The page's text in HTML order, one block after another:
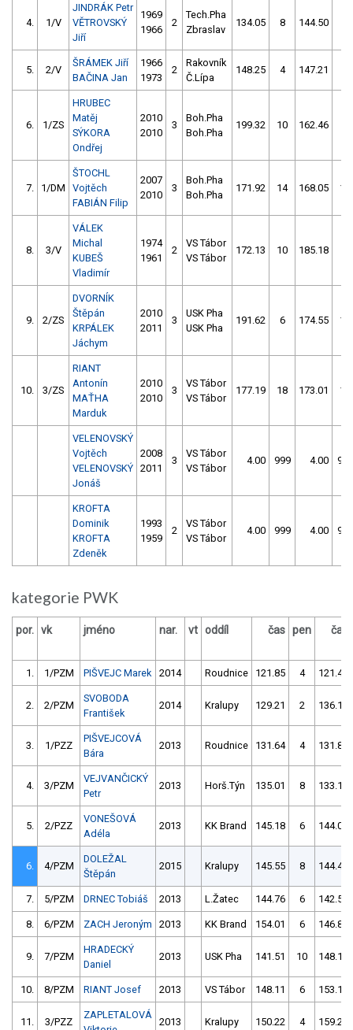
4. 1/V
JINDRÁK Petr
VĚTROVSKÝ
Jiří
1969
1966
2
Tech.Pha
Zbraslav
134.05 8 144.50
5. 2/V
ŠRÁMEK Jiří
BAČINA Jan
1966
1973
2
Rakovník
Č.Lípa
148.25 4 147.21
6. 1/ZS
HRUBEC
Matěj
SÝKORA
Ondřej
2010
2010
3
Boh.Pha
Boh.Pha
199.32 10 162.46
7. 1/DM
ŠTOCHL
Vojtěch
FABIÁN Filip
2007
2010
3
Boh.Pha
Boh.Pha
171.92 14 168.05 10
8. 3/V
VÁLEK
Michal
KUBEŠ
Vladimír
1974
1961
2
VS Tábor
VS Tábor
172.13 10 185.18
9. 2/ZS
DVORNÍK
Štěpán
KRPÁLEK
Jáchym
2010
2011
3
USK Pha
USK Pha
191.62 6 174.55 10
10. 3/ZS
RIANT
Antonín
MAŤHA
Marduk
2010
2010
3
VS Tábor
VS Tábor
177.19 18 173.01 16
VELENOVSKÝ
Vojtěch
VELENOVSKÝ
Jonáš
2008
2011
3
VS Tábor
VS Tábor
4.00 999 4.00 999
KROFTA
Dominik
KROFTA
Zdeněk
1993
1959
2
VS Tábor
VS Tábor
4.00 999 4.00 999
kategorie PWK
por. vk jméno nar. vt oddíl čas pen čas
1. 1/PZM PIŠVEJC Marek 2014 Roudnice 121.85 4 121.47
2. 2/PZM
SVOBODA
František
2014 Kralupy 129.21 2 136.19
3. 1/PZZ
PIŠVEJCOVÁ
Bára
2013 Roudnice 131.64 4 131.83
4. 3/PZM
VEJVANČICKÝ
Petr
2013 Horš.Týn 135.01 8 133.18
5. 2/PZZ
VONEŠOVÁ
Adéla
2013 KK Brand 145.18 6 144.03
6. 4/PZM
DOLEŽAL
Štěpán
2015 Kralupy 145.55 8 144.45
7. 5/PZM DRNEC Tobiáš 2013 L.Žatec 144.76 6 142.57
8. 6/PZM ZACH Jeroným 2013 KK Brand 154.01 6 146.82
9. 7/PZM
HRADECKÝ
Daniel
2013 USK Pha 141.51 10 148.16
10. 8/PZM RIANT Josef 2013 VS Tábor 148.11 6 153.13
11. 3/PZZ
ZAPLETALOVÁ
2013 Kralupy 150.22 4 159.22